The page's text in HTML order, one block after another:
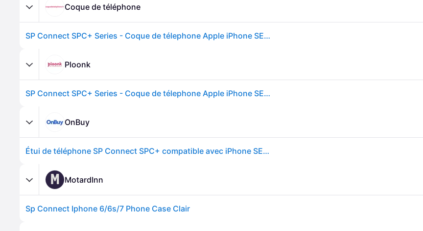
Coque de téléphone
SP Connect SPC+ Series - Coque de télephone Apple iPhone SE (2022 / 2020) / 8 / 7 / 6(s) - Noir
Ploonk
SP Connect SPC+ Series - Coque de télephone Apple iPhone SE (2022 / 2020) / 8 / 7 / 6(s) - Noir
OnBuy
Étui de téléphone SP Connect SPC+ compatible avec iPhone SE/8/7/6S/6
M MotardInn
Sp Connect Iphone 6/6s/7 Phone Case Clair